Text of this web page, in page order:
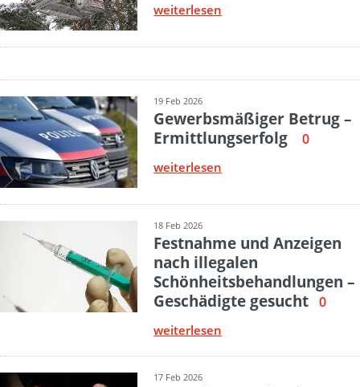
weiterlesen
19 Feb 2026
Gewerbsmäßiger Betrug –
Ermittlungserfolg
0
weiterlesen
18 Feb 2026
Festnahme und Anzeigen
nach illegalen
Schönheitsbehandlungen –
Geschädigte gesucht
0
weiterlesen
17 Feb 2026